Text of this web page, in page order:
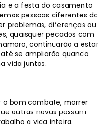
e a festa do casamento
pessoas diferentes do
problemas, diferenças ou
quaisquer pecados com
continuarão a estar
se ampliarão quando
vida juntos.
o bom combate, morrer
outras novas possam
a vida inteira.